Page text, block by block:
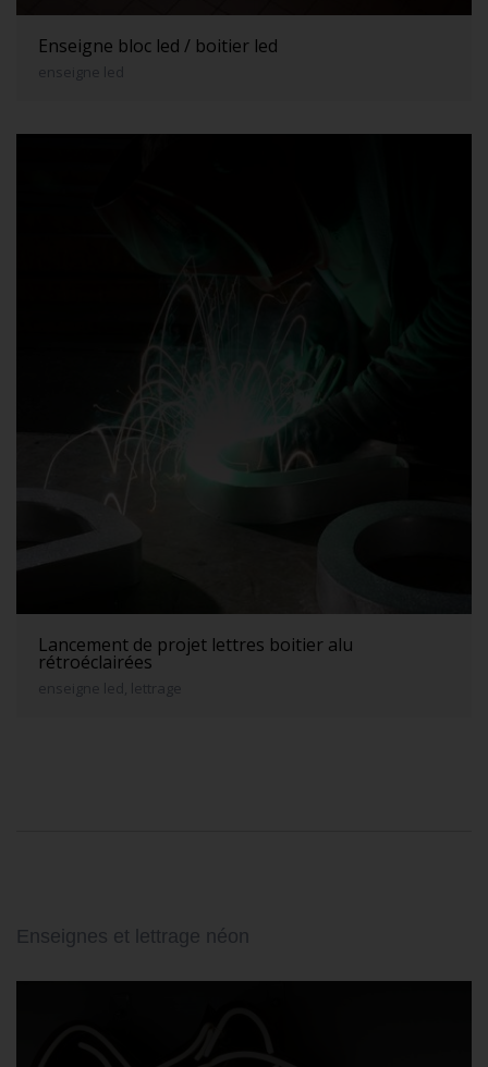
Enseigne bloc led / boitier led
enseigne led
Lancement de projet lettres boitier alu
rétroéclairées
enseigne led, lettrage
Enseignes et lettrage néon